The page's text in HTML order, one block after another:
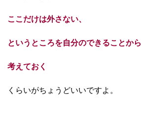
ここだけは外さない、
というところを自分のできることから
考えておく
くらいがちょうどいいですよ。